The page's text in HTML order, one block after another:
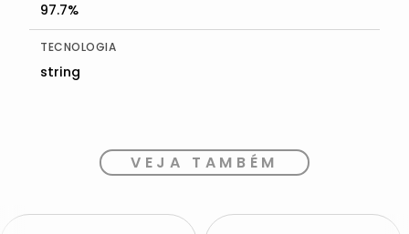
97.7%
TECNOLOGIA
string
VEJA TAMBÉM